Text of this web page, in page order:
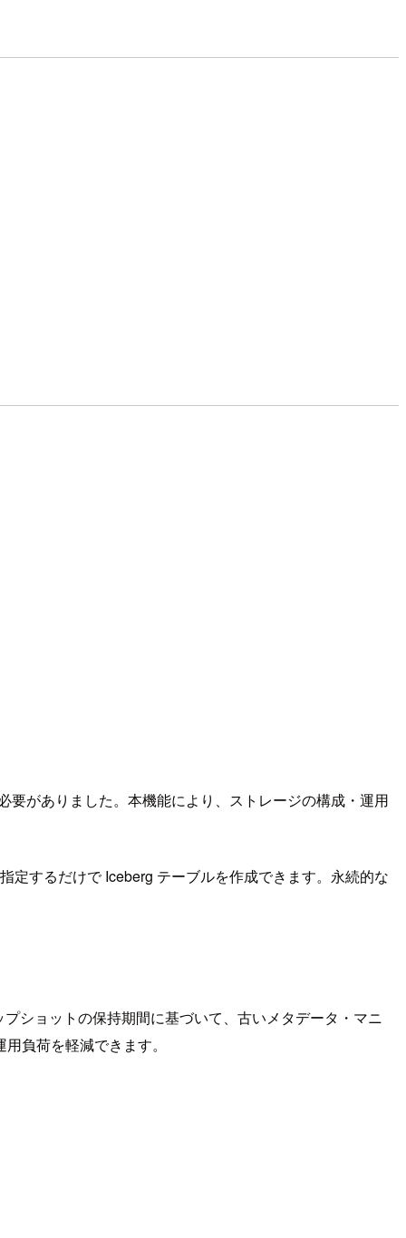
がありました。本機能により、ストレージの構成・運用
定するだけで Iceberg テーブルを作成できます。永続的な
ショットの保持期間に基づいて、古いメタデータ・マニ
負荷を軽減できます。